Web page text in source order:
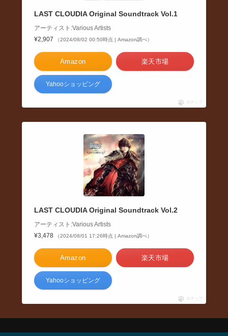
LAST CLOUDIA Original Soundtrack Vol.1
アーティスト:Various Artists
¥2,907
（2024/08/02 00:50時点 | Amazon調べ）
Amazon 楽天市場
Yahooショッピング
ポチップ
LAST CLOUDIA Original Soundtrack Vol.2
アーティスト:Various Artists
¥3,478
（2024/08/01 17:26時点 | Amazon調べ）
Amazon 楽天市場
Yahooショッピング
ポチップ